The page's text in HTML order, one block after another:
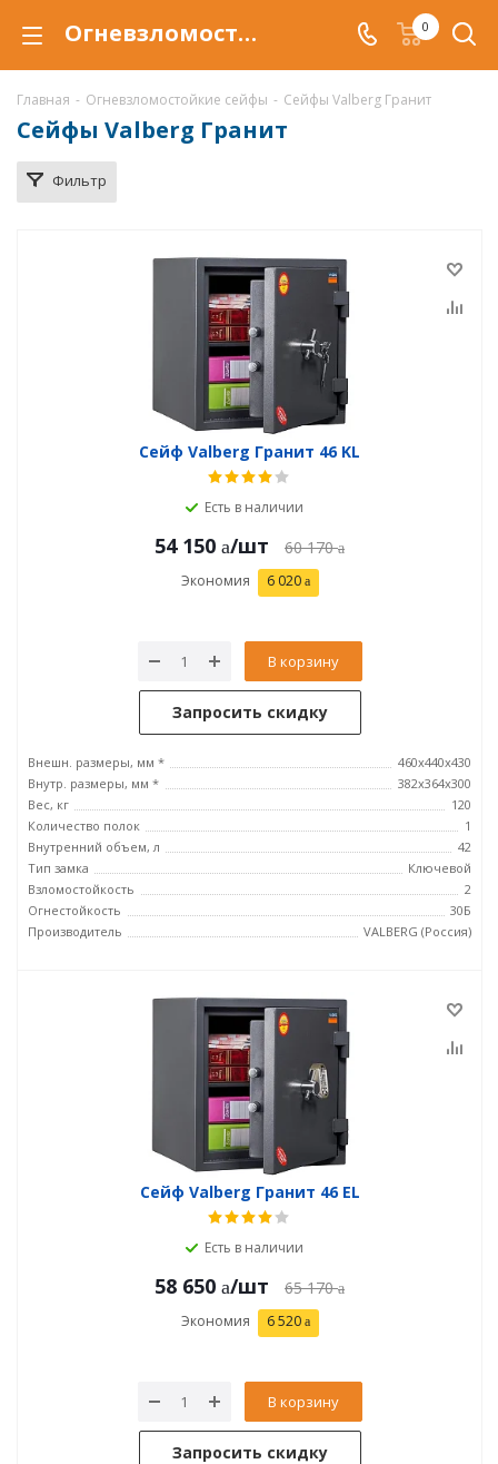
Огневзломостойкий сейф Valberg Гранит New купить в Магнитогорске, сейфы Valberg Гранит New с защитой от взлома и от огня по низкой цене c доставкой 0
Главная - Огневзломостойкие сейфы - Сейфы Valberg Гранит
Сейфы Valberg Гранит
Фильтр
Сейф Valberg Гранит 46 KL
Есть в наличии
54 150 /шт 60 170
Экономия 6 020
В корзину
Запросить скидку
Внешн. размеры, мм *
460x440x430
Внутр. размеры, мм *
382x364x300
Вес, кг
120
Количество полок
1
Внутренний объем, л
42
Тип замка
Ключевой
Взломостойкость
2
Огнестойкость
30Б
Производитель
VALBERG (Россия)
Сейф Valberg Гранит 46 EL
Есть в наличии
58 650 /шт 65 170
Экономия 6 520
В корзину
Запросить скидку